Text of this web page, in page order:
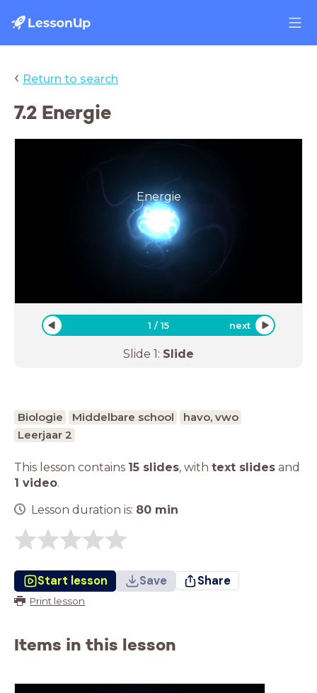
‹ Return to search
7.2 Energie
Energie
1 /15 next
Slide 1: Slide
Biologie Middelbare school
havo, vwo
Leerjaar 2
This lesson contains 15 slides, with text slides and
1 video.
Lesson duration is: 80 min
Start lesson Save Share
Print lesson
Items in this lesson